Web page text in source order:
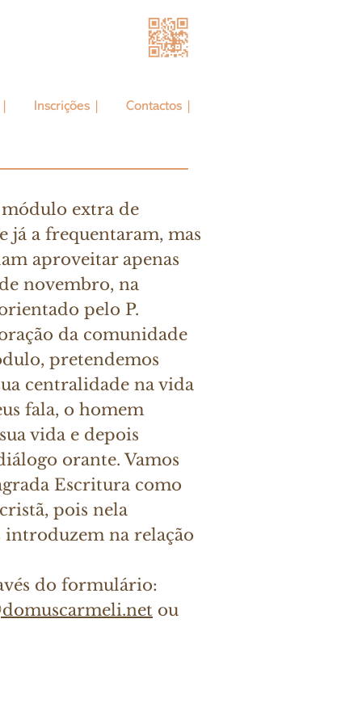
Inscrições | Contactos |
módulo extra de
já a frequentaram, mas
aproveitar apenas
novembro, na
pelo P.
da comunidade
pretendemos
centralidade na vida
fala, o homem
vida e depois
orante. Vamos
Escritura como
pois nela
introduzem na relação
do formulário:
ou